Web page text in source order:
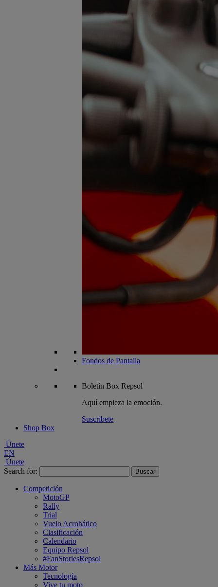
Fondos de Pantalla
Boletín Box Repsol
Aquí empieza la emoción.
Suscríbete
Shop Box
Únete
EN
Únete
Search for:
Competición
MotoGP
Rally
Trial
Vuelo Acrobático
Clasificación
Calendario
Equipo Repsol
#FanStoriesRepsol
Más Motor
Tecnología
Vive tu moto